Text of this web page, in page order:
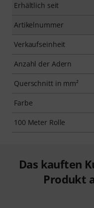
Erhältlich seit
Artikelnummer
Verkaufseinheit
Anzahl der Adern
Querschnitt in mm²
Farbe
100 Meter Rolle
Das kauften
Produkt